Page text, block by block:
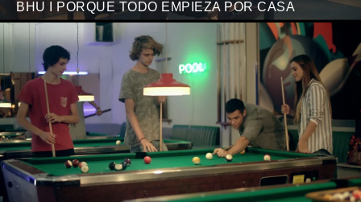
BHU I PORQUE TODO EMPIEZA POR CASA